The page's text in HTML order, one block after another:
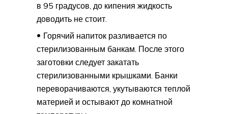
в 95 градусов, до кипения жидкость
доводить не стоит.
Горячий напиток разливается по
стерилизованным банкам. После этого
заготовки следует закатать
стерилизованными крышками. Банки
переворачиваются, укутываются теплой
материей и остывают до комнатной